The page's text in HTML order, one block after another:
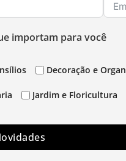
importam para você
Decoração e
Jardim e Floricultura